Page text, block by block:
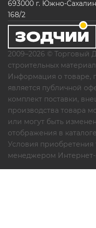
693000 г. Южно-
168/2
2009–2026 © Торговый
строительных
Информация о товаре,
является публичной
комплект поставки,
производства товара
или могут быть
отображения в
Условия приобретения
менеджером Интернет-